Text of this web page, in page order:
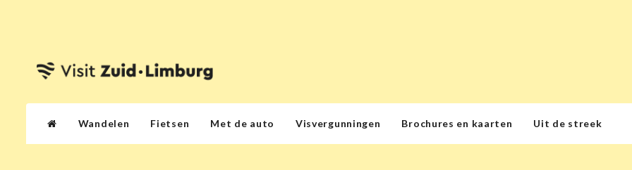
Wandelen Fietsen Met de auto Visvergunningen Brochures en kaarten Uit de streek